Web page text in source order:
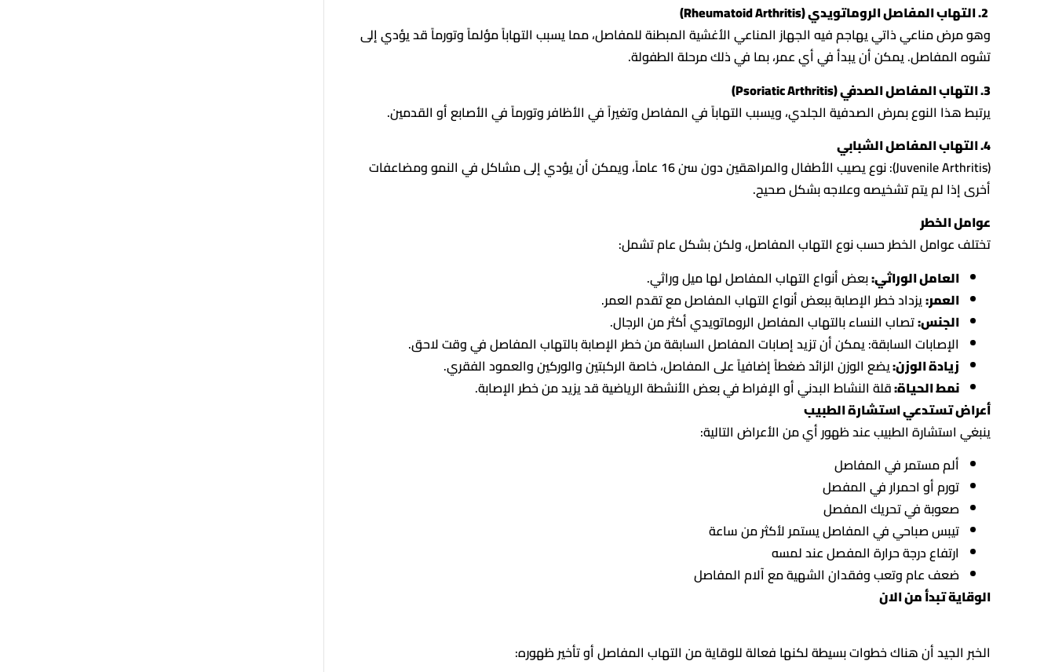
وهو مرض مناعي ذاتي يهاجم فيه الجهاز المناعي الأغشية المبطنة للمفاصل، مما يسبب التهاباً مؤلماً وتورماً قد يؤدي إلى
تشوه المفاصل. يمكن أن يبدأ في أي عمر، بما في ذلك مرحلة الطفولة.
3. التهاب المفاصل الصدفي (Psoriatic Arthritis)
يرتبط هذا النوع بمرض الصدفية الجلدي، ويسبب التهاباً في المفاصل وتغيراً في الأظافر وتورماً في الأصابع أو القدمين.
4. التهاب المفاصل الشبابي
‏(Juvenile Arthritis): نوع يصيب الأطفال والمراهقين دون سن 16 عاماً، ويمكن أن يؤدي إلى مشاكل في النمو ومضاعفات
أخرى إذا لم يتم تشخيصه وعلاجه بشكل صحيح.
عوامل الخطر
تختلف عوامل الخطر حسب نوع التهاب المفاصل، ولكن بشكل عام تشمل:
العامل الوراثي:بعض أنواع التهاب المفاصل لها ميل وراثي.
العمر:يزداد خطر الإصابة ببعض أنواع التهاب المفاصل مع تقدم العمر.
الجنس:تصاب النساء بالتهاب المفاصل الروماتويدي أكثر من الرجال.
الإصابات السابقة: يمكن أن تزيد إصابات المفاصل السابقة من خطر الإصابة بالتهاب المفاصل في وقت لاحق.
زيادة الوزن:يضع الوزن الزائد ضغطاً إضافياً على المفاصل، خاصة الركبتين والوركين والعمود الفقري.
نمط الحياة:قلة النشاط البدني أو الإفراط في بعض الأنشطة الرياضية قد يزيد من خطر الإصابة.
أعراض تستدعي استشارة الطبيب
ينبغي استشارة الطبيب عند ظهور أي من الأعراض التالية:
ألم مستمر في المفاصل
تورم أو احمرار في المفصل
صعوبة في تحريك المفصل
تيبس صباحي في المفاصل يستمر لأكثر من ساعة
ارتفاع درجة حرارة المفصل عند لمسه
ضعف عام وتعب وفقدان الشهية مع آلام المفاصل
الوقاية تبدأ من الان
الخبر الجيد أن هناك خطوات بسيطة لكنها فعالة للوقاية من التهاب المفاصل أو تأخير ظهوره: